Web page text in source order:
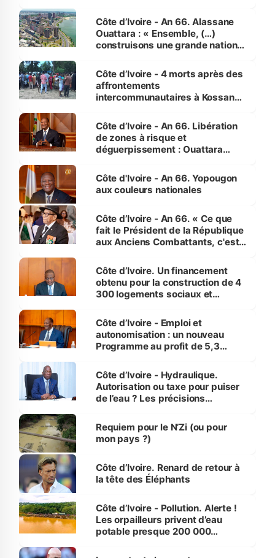
enfants
Côte d’Ivoire - An 66. Alassane
Ouattara : « Ensemble, (…)
construisons une grande nation
générations futures »
Côte d’Ivoire - 4 morts après des
affrontements
intercommunautaires à Kossandji
milieu des sinistrés
Côte d’Ivoire - An 66. Libération
de zones à risque et
déguerpissement : Ouattara
l'Etat de droit pour préserver les
vies humaines »
Côte d'Ivoire - An 66. Yopougon
aux couleurs nationales
Côte d’Ivoire - An 66. « Ce que
fait le Président de la République
aux Anciens Combattants, c'est
Côte d’Ivoire. Un financement
obtenu pour la construction de 4
300 logements sociaux et
et Yamoussoukro
Côte d’Ivoire - Emploi et
autonomisation : un nouveau
Programme au profit de 5,3
Côte d’Ivoire - Hydraulique.
Autorisation ou taxe pour puiser
de l’eau ? Les précisions
Requiem pour le N’Zi (ou pour
mon pays ?)
Côte d’Ivoire. Renard de retour à
la tête des Éléphants
Côte d’Ivoire - Pollution. Alerte !
Les orpailleurs privent d’eau
potable presque 200 000